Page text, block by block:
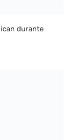
durante